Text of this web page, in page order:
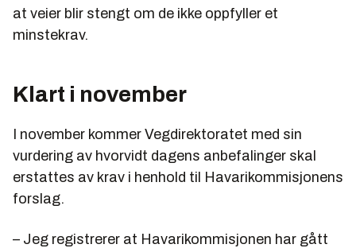
at veier blir stengt om de ikke oppfyller et
minstekrav.
Klart i november
I november kommer Vegdirektoratet med sin
vurdering av hvorvidt dagens anbefalinger skal
erstattes av krav i henhold til Havarikommisjonens
forslag.
– Jeg registrerer at Havarikommisjonen har gått